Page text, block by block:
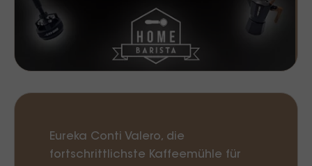
Eureka Conti Valero, die
fortschrittlichste Kaffeemühle für